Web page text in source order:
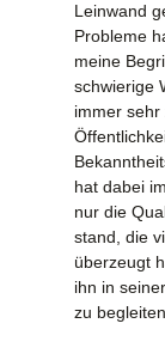
Leinwand
Probleme
meine
schwierige
immer
hat dabei
nur die
stand, die
überzeugt
ihn in
zu